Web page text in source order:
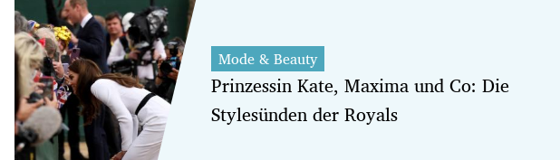
Mode & Beauty
Prinzessin Kate, Maxima und Co: Die
Stylesünden der Royals